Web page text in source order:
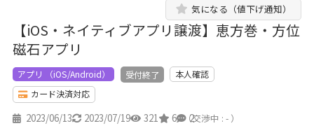
【iOS・ネイティブアプリ譲渡】恵方巻・方位
磁石アプリ
気になる（値下げ通知）
アプリ （iOS/Android） 受付終了
本人確認
カード決済対応
2023/06/13 2023/07/19 321 6 2
（交渉中 : - ）